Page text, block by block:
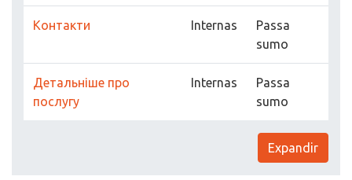
Контакти Internas
Passa
sumo
Детальніше про
послугу
Internas
Passa
sumo
Expandir